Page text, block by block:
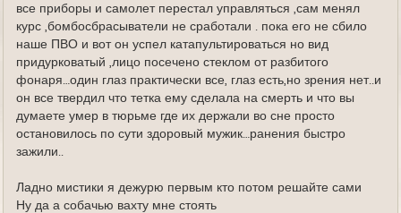
все приборы и самолет перестал управляться ,сам менял
курс ,бомбосбрасыватели не сработали . пока его не сбило
наше ПВО и вот он успел катапультироваться но вид
придурковатый ,лицо посечено стеклом от разбитого
фонаря…один глаз практически все, глаз есть,но зрения нет..и
он все твердил что тетка ему сделала на смерть и что вы
думаете умер в тюрьме где их держали во сне просто
остановилось по сути здоровый мужик…ранения быстро
зажили..
Ладно мистики я дежурю первым кто потом решайте сами
Ну да а собачью вахту мне стоять